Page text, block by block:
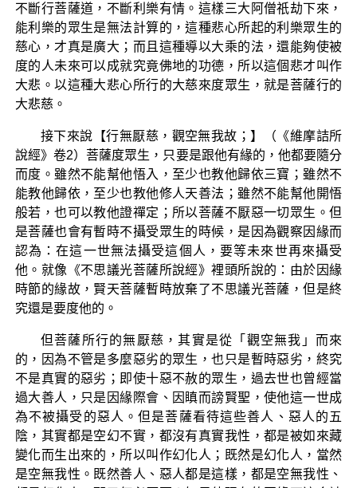
不斷行菩薩道，不斷利樂有情。這樣三大阿僧祇劫下來，
能利樂的眾生是無法計算的，這種悲心所起的利樂眾生的
慈心，才真是廣大；而且這種導以大乘的法，還能夠使被
度的人未來可以成就究竟佛地的功德，所以這個悲才叫作
大悲。以這種大悲心所行的大慈來度眾生，就是菩薩行的
大悲慈。
接下來說【行無厭慈，觀空無我故；】（《維摩詰所
說經》卷2）菩薩度眾生，只要是跟他有緣的，他都要隨分
而度。雖然不能幫他悟入，至少也教他歸依三寶；雖然不
能教他歸依，至少也教他修人天善法；雖然不能幫他開悟
般若，也可以教他證禪定；所以菩薩不厭惡一切眾生。但
是菩薩也會有暫時不攝受眾生的時候，是因為觀察因緣而
認為：在這一世無法攝受這個人，要等未來世再來攝受
他。就像《不思議光菩薩所說經》裡頭所說的：由於因緣
時節的緣故，賢天菩薩暫時放棄了不思議光菩薩，但是終
究還是要度他的。
但菩薩所行的無厭慈，其實是從「觀空無我」而來
的，因為不管是多麼惡劣的眾生，也只是暫時惡劣，終究
不是真實的惡劣；即使十惡不赦的眾生，過去世也曾經當
過大善人，只是因緣際會、因瞋而謗賢聖，使他這一世成
為不被攝受的惡人。但是菩薩看待這些善人、惡人的五
陰，其實都是空幻不實，都沒有真實我性，都是被如來藏
變化而生出來的，所以叫作幻化人；既然是幻化人，當然
是空無我性。既然善人、惡人都是這樣，都是空無我性、